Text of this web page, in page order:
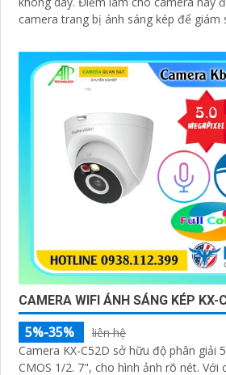
camera trang bị ánh sáng kép để giám
CAMERA WIFI ÁNH SÁNG KÉP KX-
5%-35%
liên hệ
Camera KX-C52D sở hữu độ phân giải
CMOS 1/2. 7", cho hình ảnh rõ nét. Với công nghệ ánh sáng